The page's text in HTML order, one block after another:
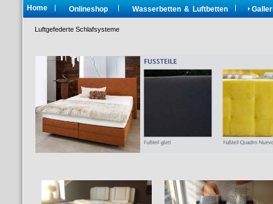
Home Onlineshop Wasserbetten & Luftbetten
Luftgefederte Schlafsysteme